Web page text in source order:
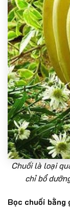
Chuối là loại
chỉ bổ
Bọc chuối